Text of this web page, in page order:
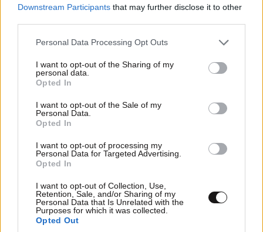
Downstream Participants that may further disclose it to other
Please note that this website/app uses one or more Google
not limited to your visit or usage behaviour. You may click to
grant or deny consent to Google and its third-party tags to
use your data for below specified purposes in below Google
consent section.
Personal Data Processing Opt Outs
I want to opt-out of the Sharing of my
personal data.
Opted In
I want to opt-out of the Sale of my
Personal Data.
Opted In
I want to opt-out of processing my
Personal Data for Targeted Advertising.
Opted In
I want to opt-out of Collection, Use,
Retention, Sale, and/or Sharing of my
Personal Data that Is Unrelated with the
Purposes for which it was collected.
Opted Out
Είστε 16·07·2022 16:47
Απίστευτα τραγικοί
Απαντήστε
Ρεθυμννιωτης 16·07·2022 10:48
Καλά έκανε και τα έστειλε στη Γαλλία !!! Άσε τις
Μέλαμπες και το ροδάκινο να καίγονται !!!
TRENDING